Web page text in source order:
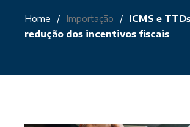
Home Importação
ICMS e
redução dos incentivos fiscais